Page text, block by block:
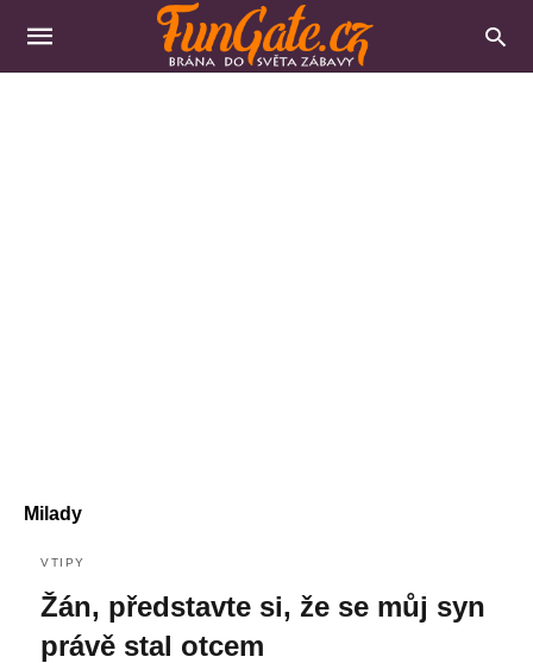
Milady
VTIPY
Žán, představte si, že se můj syn
právě stal otcem